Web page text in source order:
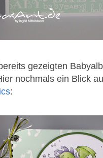
gezeigten
nochmals ein Blick
: